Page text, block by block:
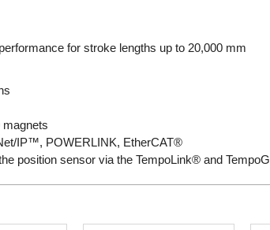
for stroke lengths up to 20,000 mm
magnets
IP™, POWERLINK, EtherCAT®
position sensor via the TempoLink® and